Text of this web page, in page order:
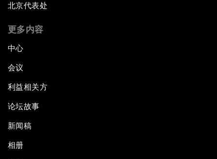
北京代表处
更多内容
中心
会议
利益相关方
论坛故事
新闻稿
相册